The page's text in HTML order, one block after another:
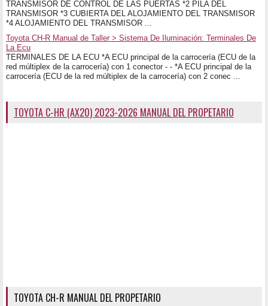
TRANSMISOR DE CONTROL DE LAS PUERTAS *2 PILA DEL
TRANSMISOR *3 CUBIERTA DEL ALOJAMIENTO DEL TRANSMISOR
*4 ALOJAMIENTO DEL TRANSMISOR ...
Toyota CH-R Manual de Taller > Sistema De Iluminación: Terminales De
La Ecu
TERMINALES DE LA ECU *A ECU principal de la carrocería (ECU de la
red múltiplex de la carrocería) con 1 conector - - *A ECU principal de la
carrocería (ECU de la red múltiplex de la carrocería) con 2 conec ...
TOYOTA C-HR (AX20) 2023-2026 MANUAL DEL PROPETARIO
TOYOTA CH-R MANUAL DEL PROPETARIO